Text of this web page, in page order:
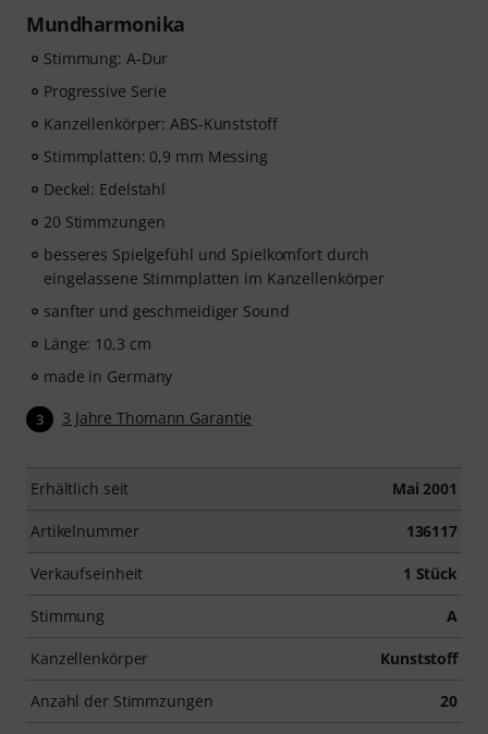
Mundharmonika
Stimmung: A-Dur
Progressive Serie
Kanzellenkörper: ABS-Kunststoff
Stimmplatten: 0,9 mm Messing
Deckel: Edelstahl
20 Stimmzungen
besseres Spielgefühl und Spielkomfort durch
eingelassene Stimmplatten im Kanzellenkörper
sanfter und geschmeidiger Sound
Länge: 10,3 cm
made in Germany
3 3 Jahre Thomann Garantie
Erhältlich seit Mai 2001
Artikelnummer 136117
Verkaufseinheit 1 Stück
Stimmung A
Kanzellenkörper Kunststoff
Anzahl der Stimmzungen 20